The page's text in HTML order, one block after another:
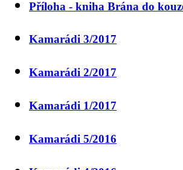
Příloha - kniha Brána do
Kamarádi 3/2017
Kamarádi 2/2017
Kamarádi 1/2017
Kamarádi 5/2016